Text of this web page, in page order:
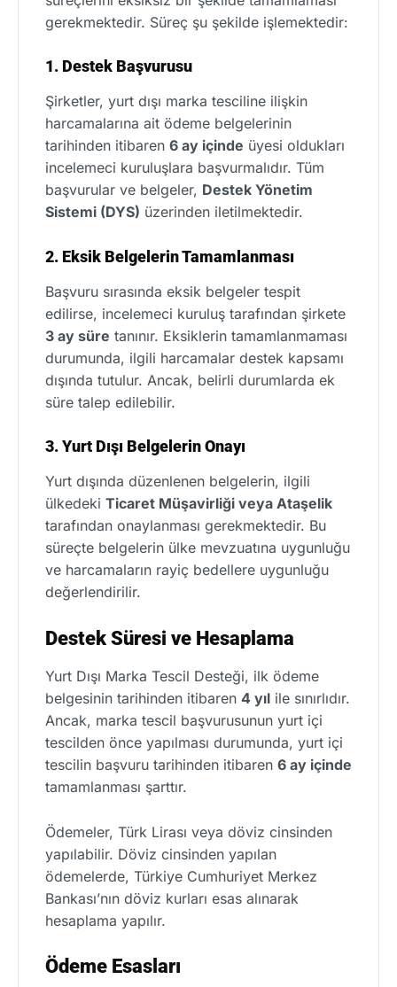
gerekmektedir. Süreç şu şekilde işlemektedir:
1. Destek Başvurusu
Şirketler, yurt dışı marka tesciline ilişkin
harcamalarına ait ödeme belgelerinin
tarihinden itibaren 6 ay içinde üyesi oldukları
incelemeci kuruluşlara başvurmalıdır. Tüm
başvurular ve belgeler, Destek Yönetim
Sistemi (DYS) üzerinden iletilmektedir.
2. Eksik Belgelerin Tamamlanması
Başvuru sırasında eksik belgeler tespit
edilirse, incelemeci kuruluş tarafından şirkete
3 ay süre tanınır. Eksiklerin tamamlanmaması
durumunda, ilgili harcamalar destek kapsamı
dışında tutulur. Ancak, belirli durumlarda ek
süre talep edilebilir.
3. Yurt Dışı Belgelerin Onayı
Yurt dışında düzenlenen belgelerin, ilgili
ülkedeki Ticaret Müşavirliği veya Ataşelik
tarafından onaylanması gerekmektedir. Bu
süreçte belgelerin ülke mevzuatına uygunluğu
ve harcamaların rayiç bedellere uygunluğu
değerlendirilir.
Destek Süresi ve Hesaplama
Yurt Dışı Marka Tescil Desteği, ilk ödeme
belgesinin tarihinden itibaren 4 yıl ile sınırlıdır.
Ancak, marka tescil başvurusunun yurt içi
tescilden önce yapılması durumunda, yurt içi
tescilin başvuru tarihinden itibaren 6 ay içinde
tamamlanması şarttır.
Ödemeler, Türk Lirası veya döviz cinsinden
yapılabilir. Döviz cinsinden yapılan
ödemelerde, Türkiye Cumhuriyet Merkez
Bankası’nın döviz kurları esas alınarak
hesaplama yapılır.
Ödeme Esasları